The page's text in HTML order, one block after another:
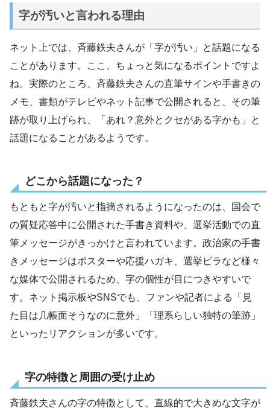
字が汚いと言われる理由
ネット上では、斉藤鉄夫さんが「字が汚い」と話題になる
ことがあります。ここ、ちょっと気になるポイントですよ
ね。実際のところ、斉藤鉄夫さんの直筆サインや手書きの
メモ、書類がテレビやネット記事で公開されると、その筆
跡が取り上げられ、「あれ？意外とクセがある字かも」と
話題になることがあるようです。
どこから話題になった？
もともと字が汚いと指摘されるようになったのは、国会で
の質疑応答中に公開された手書き資料や、選挙活動での直
筆メッセージがきっかけと言われています。政治家の手書
きメッセージはポスターや応援ハガキ、選挙ビラなど様々
な媒体で公開されるため、字の個性が目につきやすいで
す。ネット掲示板やSNSでも、ファンや記者による「見
た目は几帳面そうなのに意外」「理系らしい独特の筆跡」
といったリアクションが多いです。
字の特徴と周囲の受け止め
斉藤鉄夫さんの字の特徴として、直線的で大きめな文字が